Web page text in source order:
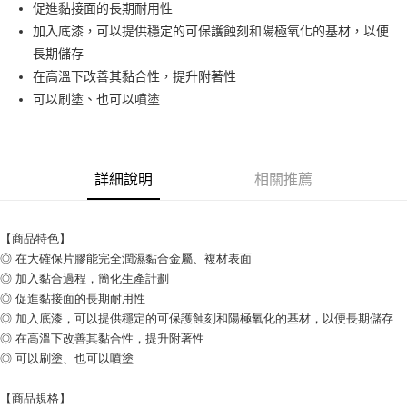
運送方式
每筆NT$60
付款後7-11取貨
每筆NT$60
新竹物流(大件商品、貨量較大)
每筆NT$200，滿NT$5,000(含以上)免運費
促進黏接面的長期耐用性
加入底漆，可以提供穩定的可保護蝕刻和陽極氧化的基材，以便
長期儲存
在高溫下改善其黏合性，提升附著性
可以刷塗、也可以噴塗
詳細說明 相關推薦
【商品特色】
◎ 在大確保片膠能完全潤濕黏合金屬、複材表面
◎ 加入黏合過程，簡化生產計劃
◎ 促進黏接面的長期耐用性
◎ 加入底漆，可以提供穩定的可保護蝕刻和陽極氧化的基材，以便長期儲存
◎ 在高溫下改善其黏合性，提升附著性
◎ 可以刷塗、也可以噴塗
【商品規格】